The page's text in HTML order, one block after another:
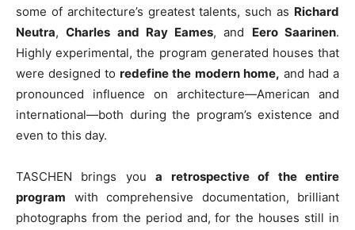
some of architecture’s greatest talents, such as Richard
Neutra,Charles and Ray Eames, and Eero Saarinen.
Highly experimental, the program generated houses that
were designed toredefine the modern home, and had a
pronounced influence on architecture—American and
international—both during the program’s existence and
even to this day.
TASCHEN brings youa retrospective of the entire
program with comprehensive documentation, brilliant
photographs from the period and, for the houses still in